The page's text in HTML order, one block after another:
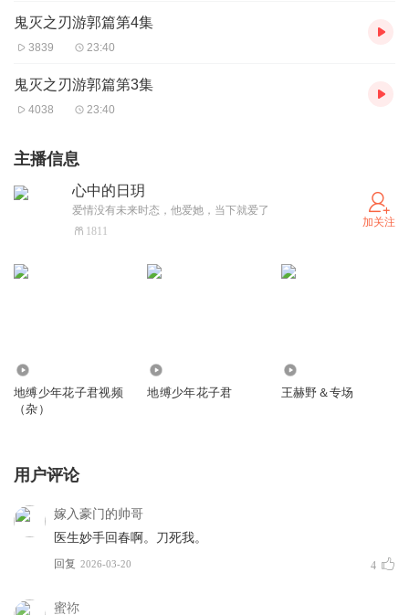
鬼灭之刃游郭篇第4集
3839 23:40
鬼灭之刃游郭篇第3集
4038 23:40
主播信息
心中的日玥
爱情没有未来时态，他爱她，当下就爱了
1811
加关注
地缚少年花子君视频
（杂）
地缚少年花子君 王赫野＆专场
用户评论
嫁入豪门的帅哥
医生妙手回春啊。刀死我。
回复 2026-03-20 4
蜜祢